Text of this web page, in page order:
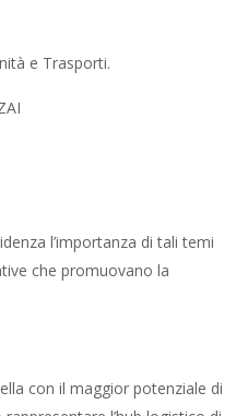
e Trasporti.
l’importanza di tali temi
che promuovano la
con il maggior potenziale di